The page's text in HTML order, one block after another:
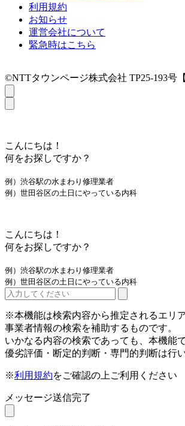
利用規約
お知らせ
運営会社について
緊急時はこちら
©NTTタウンページ株式会社 TP25-193号【
こんにちは！
何をお探しですか？
例）渋谷駅の水まわり修理業者
例）世田谷区の土日にやっている内科
こんにちは！
何をお探しですか？
例）渋谷駅の水まわり修理業者
例）世田谷区の土日にやっている内科
※本機能は検索内容から推定されるエリ
事業者情報の検索を補助するものです。
いかなる内容の検索であっても、本機能
優劣評価・断定的判断・専門的判断は行い
※利用規約をご確認の上ご利用ください
メッセージ送信完了